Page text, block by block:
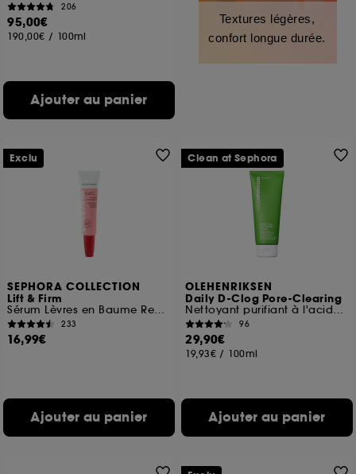
206
95,00€
190,00€ / 100ml
Ajouter au panier
Textures légères,
confort longue durée.
SEPHORA COLLECTION
Lift & Firm
Sérum Lèvres en Baume Repulpant
233
16,99€
Ajouter au panier
Exclu
OLEHENRIKSEN
Daily D-Clog Pore-Clearing
Nettoyant purifiant à l'acide salicylique
96
29,90€
19,93€ / 100ml
Ajouter au panier
Clean at Sephora